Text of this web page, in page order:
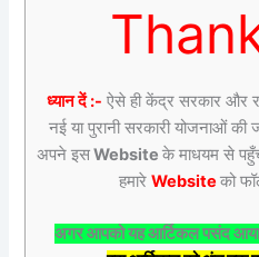
ध्यान दें :- ऐसे ही केंद्र सरकार और
नई या पुरानी सरकारी योजनाओं
अपने इसWebsiteके माधयम से
हमारे Websiteको
अगर आपको यह आर्टिकल पसंद